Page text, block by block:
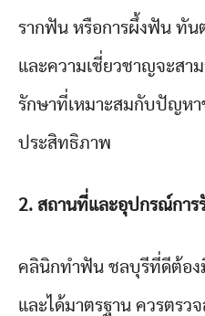
รากฟัน หรือการผึ้งฟัน ทั
และความเชี่ยวชาญจะสา
รักษาที่เหมาะสมกับปัญหา
ประสิทธิภาพ
2. สถานที่และอุปกรณ์การ
คลินิกทำฟัน ชลบุรีที่ดีต้อ
และได้มาตรฐาน ควรตรว